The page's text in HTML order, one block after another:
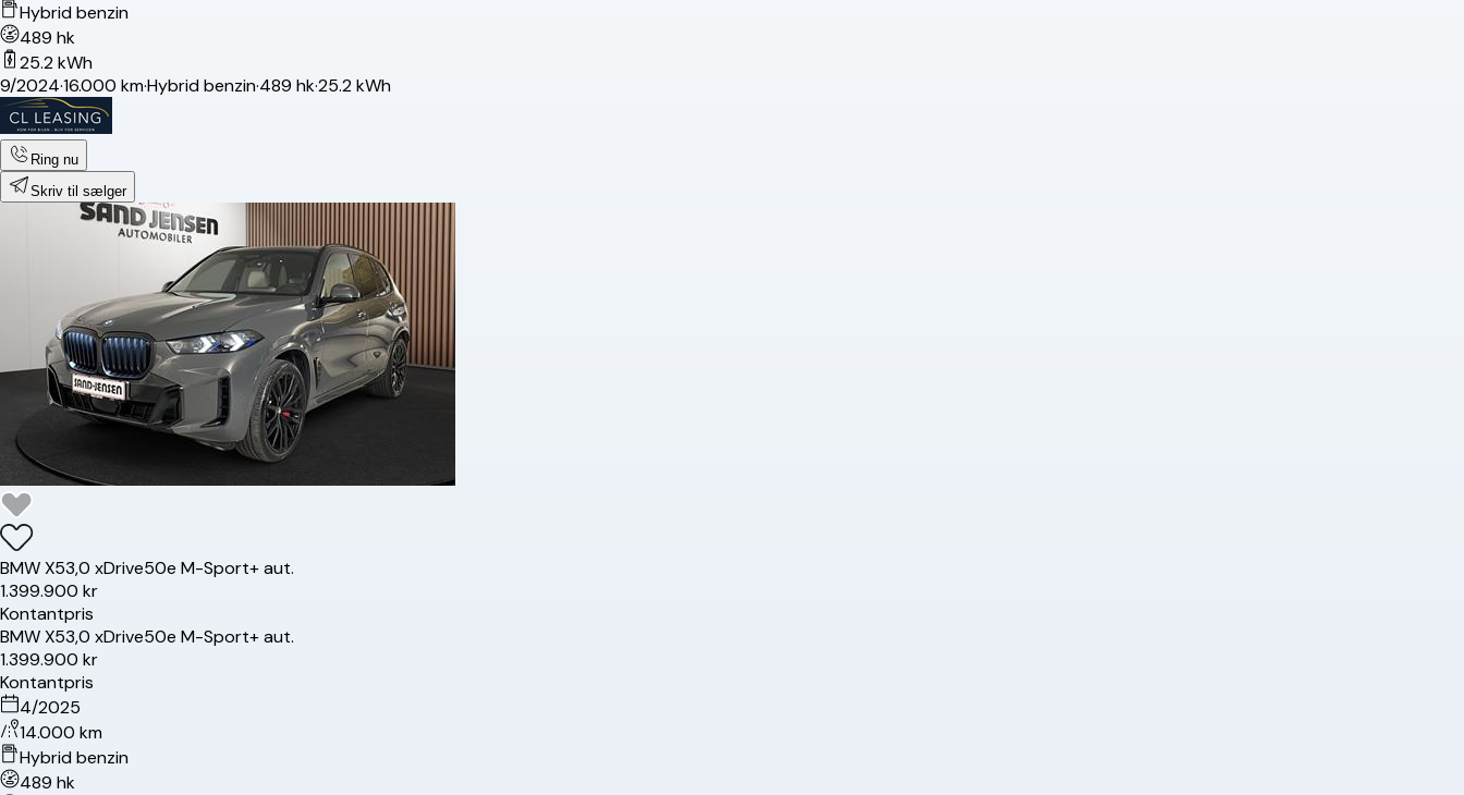
Hybrid benzin
489 hk
25.2 kWh
9/2024·16.000 km·Hybrid benzin·489 hk·25.2 kWh
Ring nu
Skriv til sælger
BMWX53,0 xDrive50e M-Sport+ aut.
1.399.900 kr
Kontantpris
BMWX53,0 xDrive50e M-Sport+ aut.
1.399.900 kr
Kontantpris
4/2025
14.000 km
Hybrid benzin
489 hk